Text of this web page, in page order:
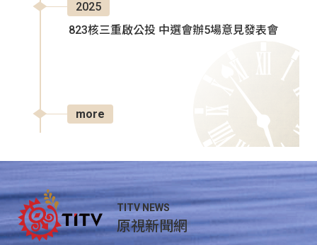
2025
823核三重啟公投 中選會辦5場意見發表會
more
TITV NEWS
原視新聞網